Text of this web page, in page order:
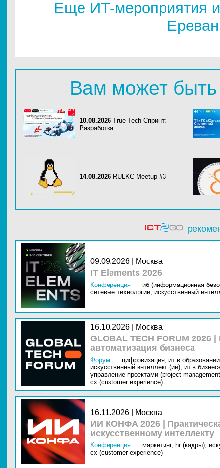
Еще ИТ-мероприятия
Ереван
Вам может быть
10.08.2026 True Tech Спринт:
Разработка
14.08.2026 RULKC Meetup #3
09.09.2026 | Москва
IT Elements 2026
Конференция
иб (информационная
сетевые технологии, искусственный
16.10.2026 | Москва
GLOBAL TECH FORUM
автоматизация бизнеса
Форум цифровизация, ит в
искусственный интеллект (ии), ит в
управление проектами (project
cx (customer experience)
16.11.2026 | Москва
ИИ КОНФА 2026 |
искусственному интеллекту
Конференция маркетинг, hr (кадры),
cx (customer experience)